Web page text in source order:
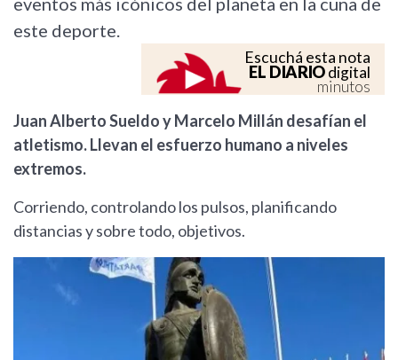
este deporte.
Escuchá esta nota
EL DIARIOdigital
minutos
Juan Alberto Sueldo y Marcelo Millán desafían el
atletismo. Llevan el esfuerzo humano a niveles
extremos.
Corriendo, controlando los pulsos, planificando
distancias y sobre todo, objetivos.